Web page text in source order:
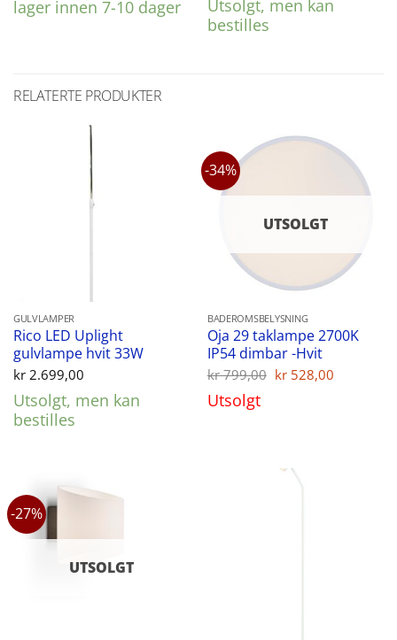
lager innen 7-10 dager
Utsolgt, men kan
bestilles
RELATERTE PRODUKTER
GULVLAMPER
Rico LED Uplight
gulvlampe hvit 33W
kr2.699,00
Utsolgt, men kan
bestilles
-34%
UTSOLGT
BADEROMSBELYSNING
Oja 29 taklampe 2700K
IP54 dimbar -Hvit
kr799,00 Opprinnelig
kr 528,00
Utsolgt
-27%
UTSOLGT